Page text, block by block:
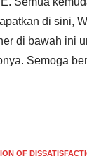
di sini,
di bawah ini
Semoga
OF